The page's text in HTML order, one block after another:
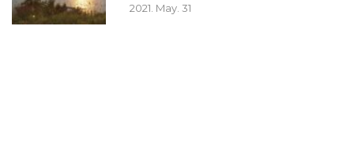
2021. May. 31